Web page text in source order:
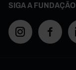
SIGA A FUNDAÇÃO